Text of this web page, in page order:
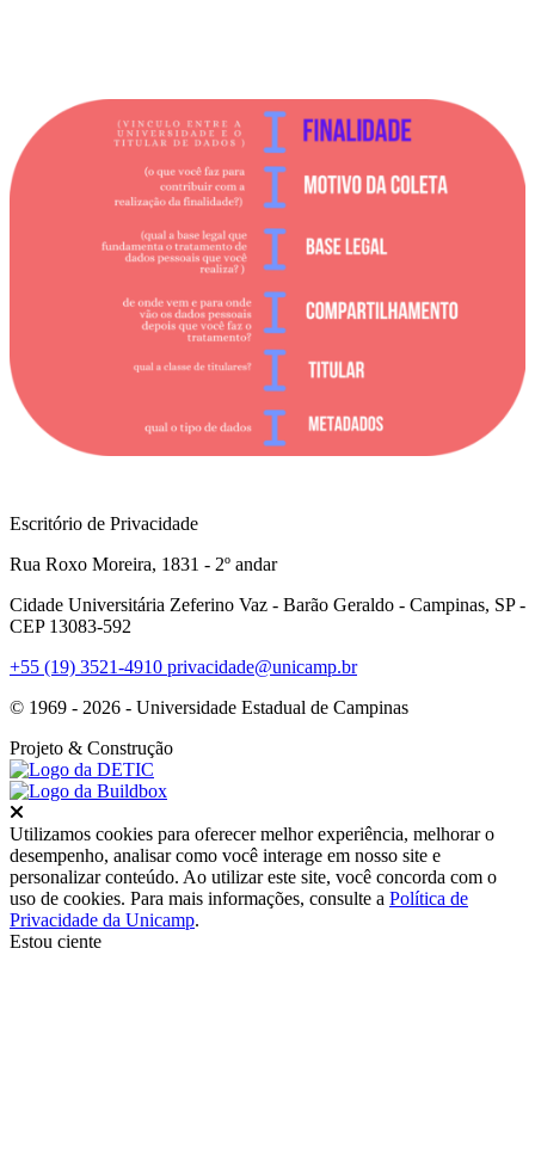
Escritório de Privacidade
Rua Roxo Moreira, 1831 - 2º andar
Cidade Universitária Zeferino Vaz - Barão Geraldo - Campinas, SP -
CEP 13083-592
+55 (19) 3521-4910 privacidade@unicamp.br
© 1969 - 2026 - Universidade Estadual de Campinas
Projeto & Construção
Utilizamos cookies para oferecer melhor experiência, melhorar o
desempenho, analisar como você interage em nosso site e
personalizar conteúdo. Ao utilizar este site, você concorda com o
uso de cookies. Para mais informações, consulte a Política de
Privacidade da Unicamp.
Estou ciente